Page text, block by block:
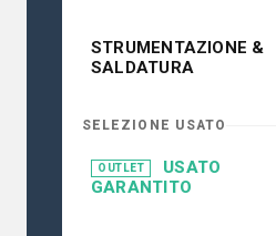
STRUMENTAZIONE &
SALDATURA
SELEZIONE USATO
OUTLET
USATO
GARANTITO